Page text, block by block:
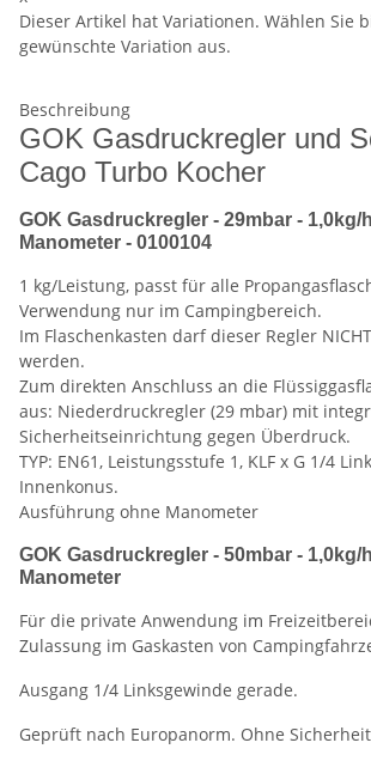
Dieser Artikel hat Variationen. Wählen Sie
gewünschte Variation aus.
Beschreibung
GOK Gasdruckregler und
Cago Turbo Kocher
GOK Gasdruckregler - 29mbar - 1,0kg/
Manometer - 0100104
1 kg/Leistung, passt für alle
Verwendung nur im Campingbereich.
Im Flaschenkasten darf dieser Regler
werden.
Zum direkten Anschluss an die
aus: Niederdruckregler (29 mbar) mit
Sicherheitseinrichtung gegen Überdruck.
TYP: EN61, Leistungsstufe 1, KLF x G 1/4
Innenkonus.
Ausführung ohne Manometer
GOK Gasdruckregler - 50mbar - 1,0kg/
Manometer
Für die private Anwendung im
Zulassung im Gaskasten von
Ausgang 1/4 Linksgewinde gerade.
Geprüft nach Europanorm. Ohne